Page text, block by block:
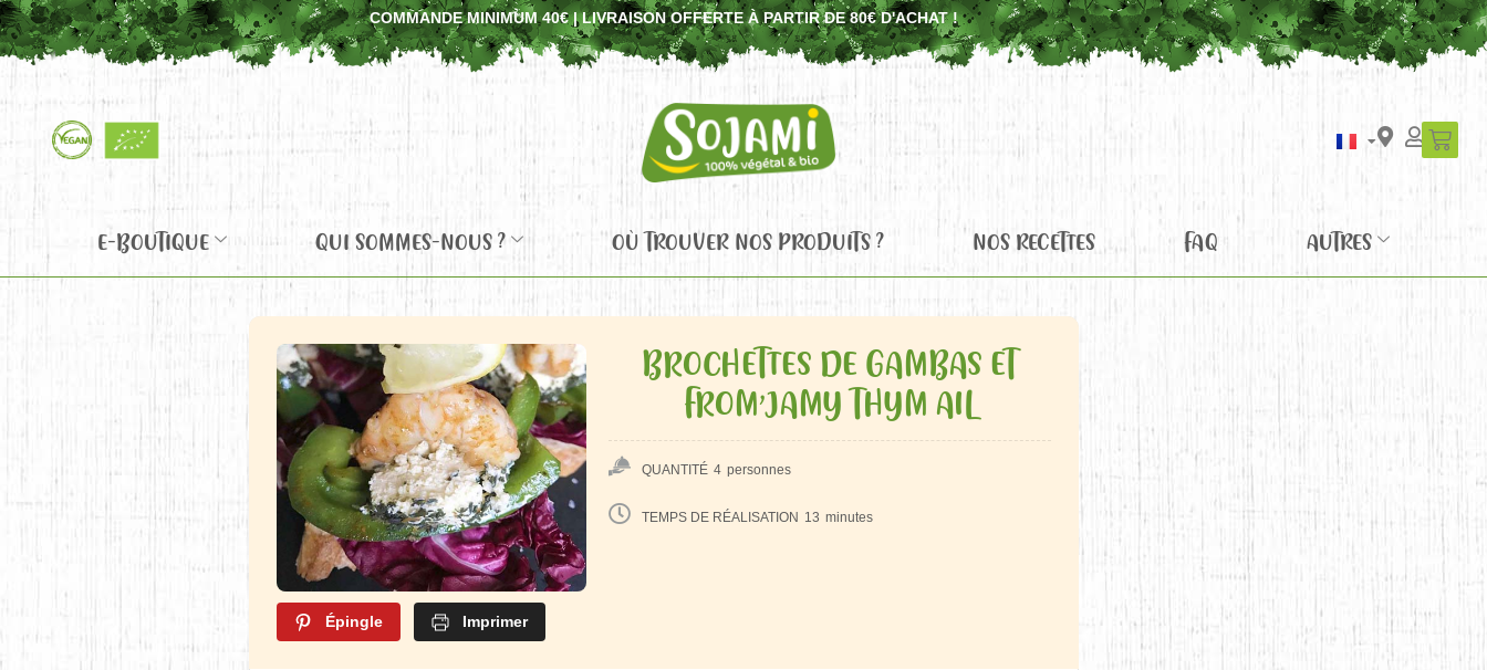
COMMANDE MINIMUM 40€ | LIVRAISON OFFERTE À PARTIR DE 80€ D'ACHAT !
E-BOUTIQUE QUI SOMMES-NOUS ? OÙ TROUVER NOS PRODUITS ? NOS RECETTES FAQ AUTRES
Épingle Imprimer
BROCHETTES DE GAMBAS ET
FROM’JAMY THYM AIL
QUANTITÉ 4 personnes
TEMPS DE RÉALISATION 13 minutes